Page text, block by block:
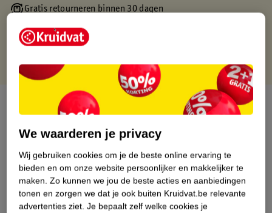
Gratis retourneren binnen 30 dagen
Over dit product
Productinformatie
Etiketinformatie
Nature Impact Score
We waarderen je privacy
Wij gebruiken cookies om je de beste online ervaring te
bieden en om onze website persoonlijker en makkelijker te
maken. Zo kunnen we jou de beste acties en aanbiedingen
tonen en zorgen we dat je ook buiten Kruidvat.be relevante
advertenties ziet. Je bepaalt zelf welke cookies je